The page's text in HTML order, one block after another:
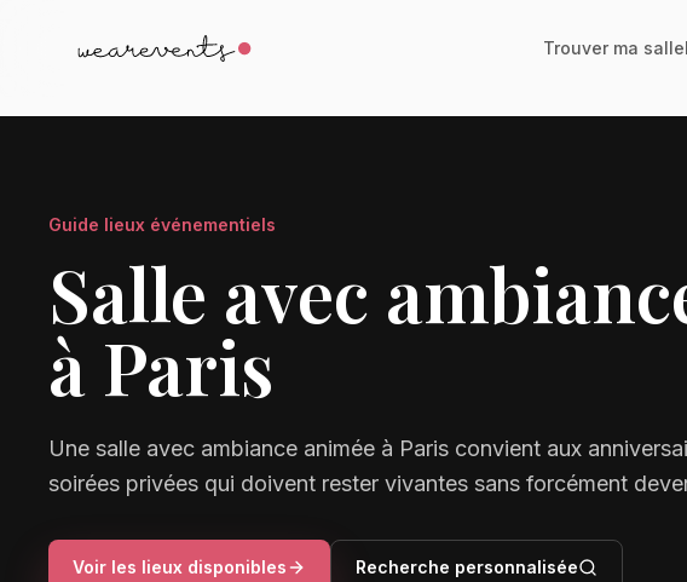
Trouver ma salle
Guide lieux événementiels
Salle avec
à Paris
Une salle avec ambiance animée à Paris convient aux
soirées privées qui doivent rester vivantes sans forcément
Voir les lieux disponibles Recherche personnalisée